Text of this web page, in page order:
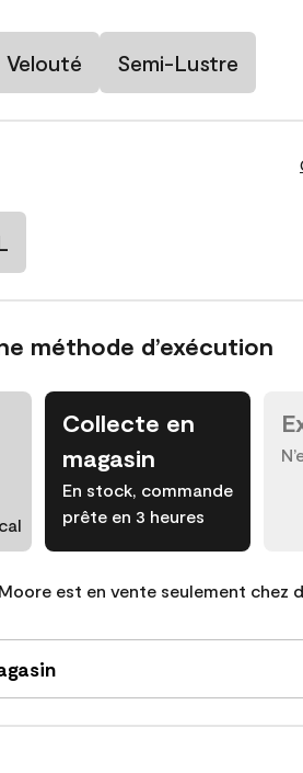
Velouté Semi-Lustre
méthode d’exécution
Collecte en
magasin
En stock, commande
prête en 3 heures
est en vente seulement chez